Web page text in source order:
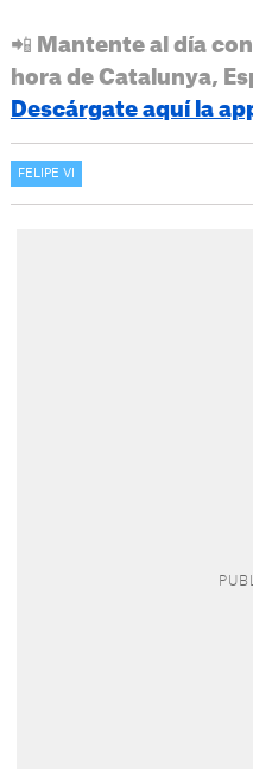
📲 Mantente al día
hora de Catalunya,
Descárgate aquí la
FELIPE VI